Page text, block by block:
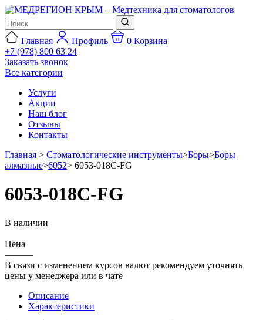
Главная Профиль 0 Корзина
+7 (978) 800 63 24
Заказать звонок
Все категории
Услуги
Акции
Наш блог
Отзывы
Контакты
Главная > Стоматологические инструменты>Боры>Боры
алмазные>6052> 6053-018C-FG
6053-018C-FG
В наличии
Цена
———
В связи с изменением курсов валют рекомендуем уточнять
цены у менеджера или в чате
Описание
Характеристики